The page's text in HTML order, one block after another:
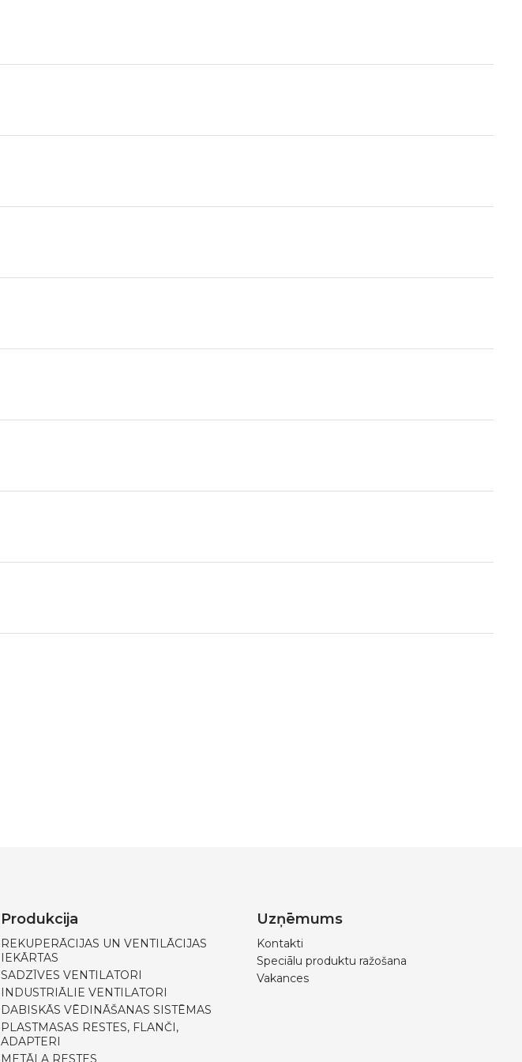
Produkcija
REKUPERĀCIJAS UN VENTILĀCIJAS
IEKĀRTAS
SADZĪVES VENTILATORI
INDUSTRIĀLIE VENTILATORI
DABISKĀS VĒDINĀŠANAS SISTĒMAS
PLASTMASAS RESTES, FLANČI,
ADAPTERI
METĀLA RESTES
Uzņēmums
Kontakti
Speciālu produktu ražošana
Vakances